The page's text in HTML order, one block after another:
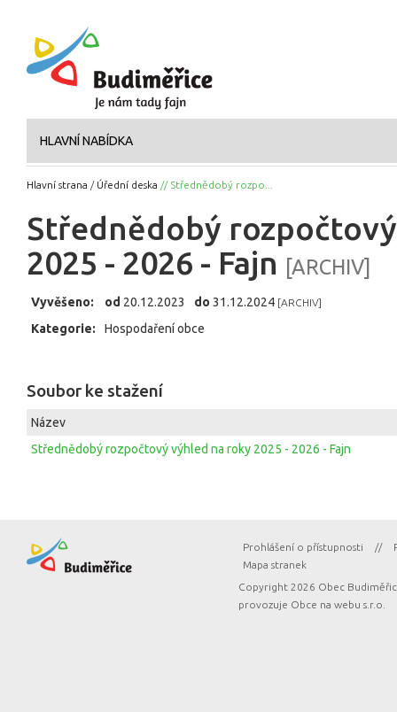
HLAVNÍ NABÍDKA
Hlavní strana / Úřední deska // Střednědobý rozpo...
Střednědobý
2025 - 2026 - Fajn [ARCHIV]
Vyvěšeno: od 20.12.2023 do 31.12.2024 [ARCHIV]
Kategorie: Hospodaření obce
Soubor ke stažení
Název
Střednědobý rozpočtový výhled na roky 2025 - 2026 - Fajn
Prohlášení o přístupnosti //
Mapa stranek
Copyright 2026 Obec
provozuje Obce na webu s.r.o.